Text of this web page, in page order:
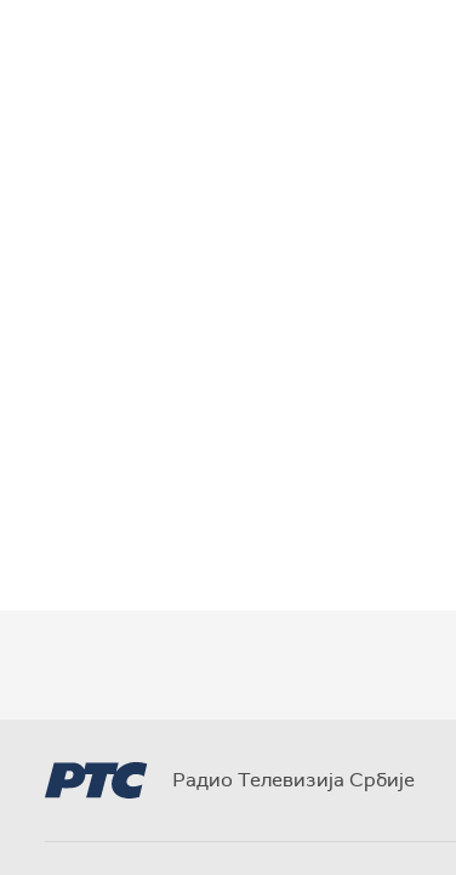
Радио Телевизија Србије